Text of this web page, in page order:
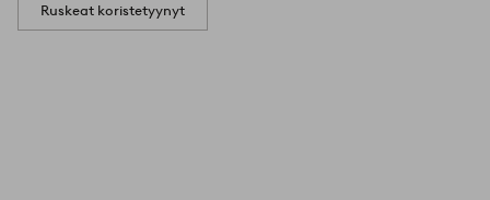
Ruskeat koristetyynyt